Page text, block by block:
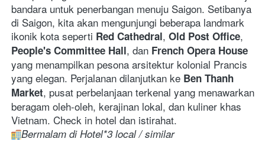
bandara untuk penerbangan menuju Saigon. Setibanya
di Saigon, kita akan mengunjungi beberapa landmark
ikonik kota seperti Red Cathedral, Old Post Office
People's Committee Hall, dan French Opera House
yang menampilkan pesona arsitektur kolonial Prancis
yang elegan. Perjalanan dilanjutkan ke Ben Thanh
Market, pusat perbelanjaan terkenal yang menawarkan
beragam oleh-oleh, kerajinan lokal, dan kuliner khas
Vietnam. Check in hotel dan istirahat.
Bermalam di Hotel*3 local / similar